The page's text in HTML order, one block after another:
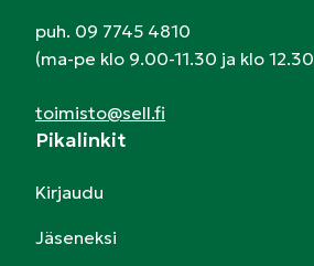
puh. 09 7745 4810
(ma-pe klo 9.00-11.30 ja klo
toimisto@sell.fi
Pikalinkit
Kirjaudu
Jäseneksi